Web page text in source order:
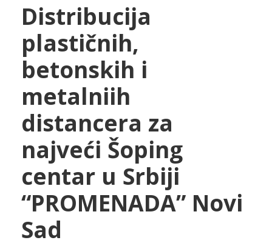
Distribucija
plastičnih,
betonskih i
metalniih
distancera za
najveći Šoping
centar u Srbiji
“PROMENADA” Novi
Sad